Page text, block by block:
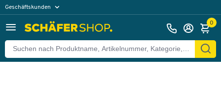
Geschäftskunden
0
Zurück